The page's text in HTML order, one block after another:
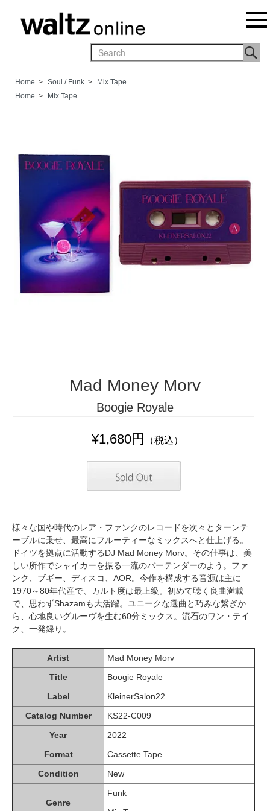
Home > Soul / Funk >
Mix Tape
Home > Mix Tape
Mad Money Morv
Boogie Royale
¥1,680円 （税込）
様々な国や時代のレア・ファンクのレコードを次々とターンテ
ーブルに乗せ、最高にフルーティーなミックスへと仕上げる。
ドイツを拠点に活動するDJ Mad Money Morv。その仕事は、美
しい所作でシャイカーを振る一流のバーテンダーのよう。ファ
ンク、ブギー、ディスコ、AOR。今作を構成する音源は主に
1970～80年代産で、カルト度は最上級。初めて聴く良曲満載
で、思わずShazamも大活躍。ユニークな選曲と巧みな繋ぎか
ら、心地良いグルーヴを生む60分ミックス。流石のワン・テイ
ク、一発録り。
Artist
Mad Money Morv
Title
Boogie Royale
Label
KleinerSalon22
Catalog Number
KS22-C009
Year
2022
Format
Cassette Tape
Condition
New
Genre
Funk